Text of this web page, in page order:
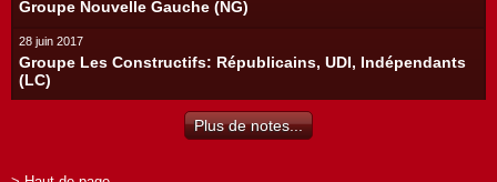
Groupe Nouvelle Gauche (NG)
28 juin 2017
Groupe Les Constructifs: Républicains, UDI, Indépendants
(LC)
Plus de notes...